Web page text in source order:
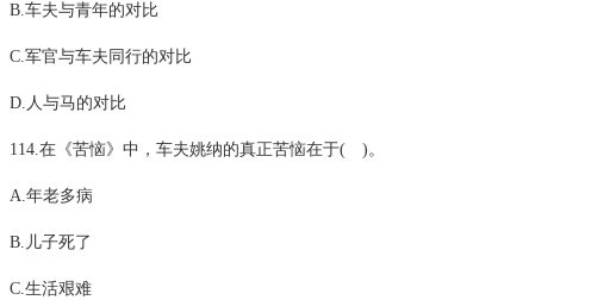
B.车夫与青年的对比
C.军官与车夫同行的对比
D.人与马的对比
114.在《苦恼》中，车夫姚纳的真正苦恼在于( )。
A.年老多病
B.儿子死了
C.生活艰难